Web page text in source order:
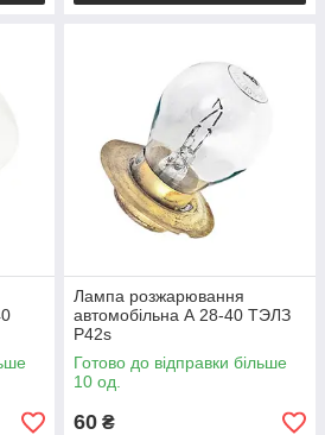
Лампа розжарювання
автомобільна А 28-40 ТЭЛЗ
P42s
Готово до відправки більше
10 од.
60 ₴